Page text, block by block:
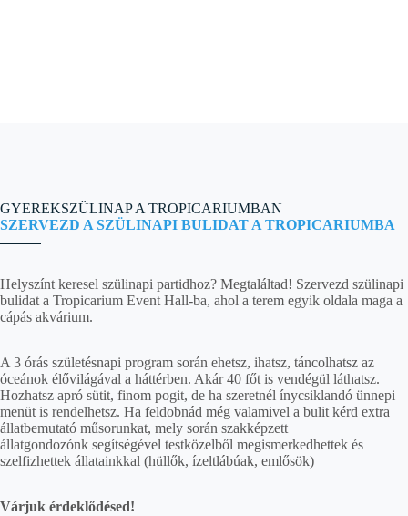
GYEREKSZÜLINAP A TROPICARIUMBAN
SZERVEZD A SZÜLINAPI BULIDAT A TROPICARIUMBA
Helyszínt keresel szülinapi partidhoz? Megtaláltad! Szervezd szülinapi
bulidat a Tropicarium Event Hall-ba, ahol a terem egyik oldala maga a
cápás akvárium.
A 3 órás születésnapi program során ehetsz, ihatsz, táncolhatsz az
óceánok élővilágával a háttérben. Akár 40 főt is vendégül láthatsz.
Hozhatsz apró sütit, finom pogit, de ha szeretnél ínycsiklandó ünnepi
menüt is rendelhetsz. Ha feldobnád még valamivel a bulit kérd extra
állatbemutató műsorunkat, mely során szakképzett
állatgondozónk segítségével testközelből megismerkedhettek és
szelfizhettek állatainkkal (hüllők, ízeltlábúak, emlősök)
Várjuk érdeklődésed!